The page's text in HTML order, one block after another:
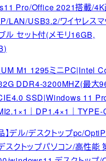
Pro/Office 2021搭載/
LAN/USB3.2/ワイヤレス
ル セット付(メモリ16GB,
M1 1295ミニPC|Intel
DDR4-3200MHZ(最大
SSD|Windows 11
｜DP1.4×1｜TYPE-
】デル/デスクトップpc/
スクトップパソコン/高性能